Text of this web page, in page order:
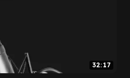
32:17